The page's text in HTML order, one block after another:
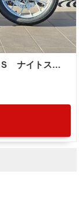
ＨＡＲＬＥＹ−ＤＡＶＩＤＳＯＮ ＲＨ９７５Ｓ ナイトスタースペシャル／前後ブレーキｂｒｅｍｂｏ標準装備／試乗可